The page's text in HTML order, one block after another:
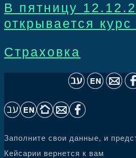
В пятницу
открывается
Страховка
Заполните свои данные, и
Кейсарии вернется к вам